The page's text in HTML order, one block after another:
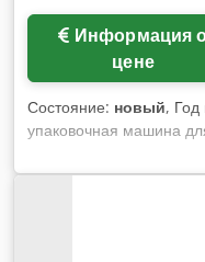
цене
Состояние: новый, Год
упаковочная машина
однокамерные
пакеты с 3-х краевым
систему маркировки
Система маркировки: В
складывается и